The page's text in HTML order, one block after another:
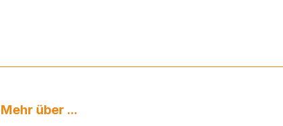
Mehr über ...